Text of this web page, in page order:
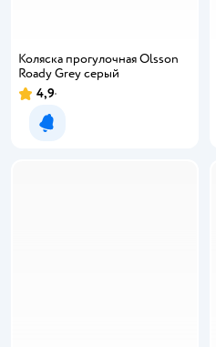
Коляска прогулочная Olsson
Roady Grey серый
4,9
Уведомить о появлении